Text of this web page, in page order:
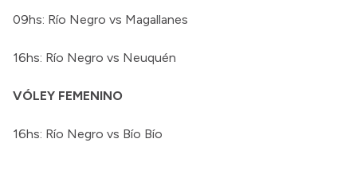
09hs: Río Negro vs Magallanes
16hs: Río Negro vs Neuquén
VÓLEY FEMENINO
16hs: Río Negro vs Bío Bío